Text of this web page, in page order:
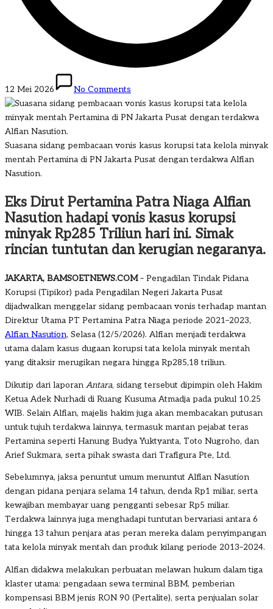
12 Mei 2026 No Comments
Suasana sidang pembacaan vonis kasus korupsi tata kelola minyak
mentah Pertamina di PN Jakarta Pusat dengan terdakwa Alfian
Nasution.
Eks Dirut Pertamina Patra Niaga Alfian
Nasution hadapi vonis kasus korupsi
minyak Rp285 Triliun hari ini. Simak
rincian tuntutan dan kerugian negaranya.
JAKARTA, BAMSOETNEWS.COM– Pengadilan Tindak Pidana
Korupsi (Tipikor) pada Pengadilan Negeri Jakarta Pusat
dijadwalkan menggelar sidang pembacaan vonis terhadap mantan
Direktur Utama PT Pertamina Patra Niaga periode 2021–2023,
Alfian Nasution, Selasa (12/5/2026). Alfian menjadi terdakwa
utama dalam kasus dugaan korupsi tata kelola minyak mentah
yang ditaksir merugikan negara hingga Rp285,18 triliun.
Dikutip dari laporan Antara, sidang tersebut dipimpin oleh Hakim
Ketua Adek Nurhadi di Ruang Kusuma Atmadja pada pukul 10.25
WIB. Selain Alfian, majelis hakim juga akan membacakan putusan
untuk tujuh terdakwa lainnya, termasuk mantan pejabat teras
Pertamina seperti Hanung Budya Yuktyanta, Toto Nugroho, dan
Arief Sukmara, serta pihak swasta dari Trafigura Pte, Ltd.
Sebelumnya, jaksa penuntut umum menuntut Alfian Nasution
dengan pidana penjara selama 14 tahun, denda Rp1 miliar, serta
kewajiban membayar uang pengganti sebesar Rp5 miliar.
Terdakwa lainnya juga menghadapi tuntutan bervariasi antara 6
hingga 13 tahun penjara atas peran mereka dalam penyimpangan
tata kelola minyak mentah dan produk kilang periode 2013–2024.
Alfian didakwa melakukan perbuatan melawan hukum dalam tiga
klaster utama: pengadaan sewa terminal BBM, pemberian
kompensasi BBM jenis RON 90 (Pertalite), serta penjualan solar